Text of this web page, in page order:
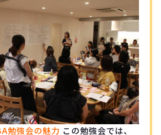
勉強会の魅力 この勉強会では、